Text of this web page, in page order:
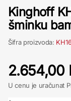
Kinghoff
šminku
Šifra proizvoda:
2.654,00
U cenu je uračunat